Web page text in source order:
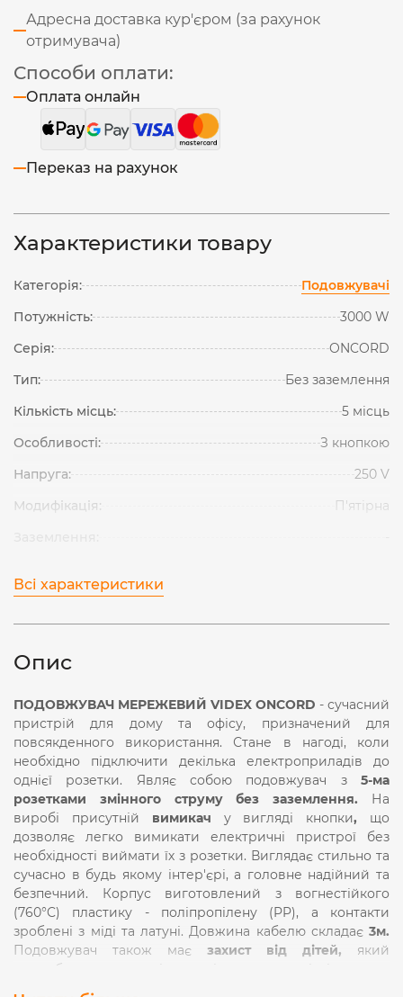
Адресна доставка кур'єром (за рахунок
отримувача)
Способи оплати:
Оплата онлайн
Переказ на рахунок
Характеристики товару
Категорія:
Подовжувачі
Потужність:
3000 W
Серія:
ONCORD
Тип:
Без заземлення
Кількість місць:
5 місць
Особливості:
З кнопкою
Напруга:
250 V
Модифікація:
П'ятірна
Всі характеристики
Опис
ПОДОВЖУВАЧ МЕРЕЖЕВИЙ VIDEX ONCORD - сучасний
пристрій для дому та офісу, призначений для
повсякденного використання. Стане в нагоді, коли
необхідно підключити декілька електроприладів до
однієї розетки. Являє собою подовжувач з 5-ма
розетками змінного струму без заземлення. На
виробі присутній вимикач у вигляді кнопки, що
дозволяє легко вимикати електричні пристрої без
необхідності виймати їх з розетки. Виглядає стильно та
сучасно в будь якому інтер'єрі, а головне надійний та
безпечний. Корпус виготовлений з вогнестійкого
(760°C) пластику - поліпропілену (PP), а контакти
зроблені з міді та латуні. Довжина кабелю складає 3м.
Подовжувач також має захист від дітей, який
передбачає додаткові захисні шторки в гнізді розеток